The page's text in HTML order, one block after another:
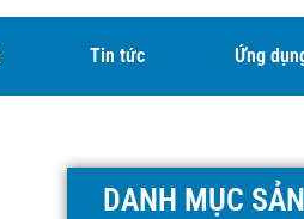
Tin tức Ứng
DANH MỤC